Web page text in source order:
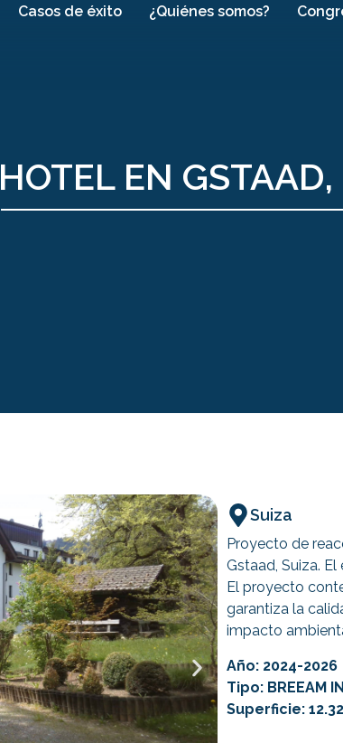
Casos de éxito ¿Quiénes somos?
HOTEL EN
Suiza
Proyecto de
Gstaad, Suiza.
El proyecto
garantiza la
impacto
Año: 2024-2026
Tipo: BREEAM
Superficie: